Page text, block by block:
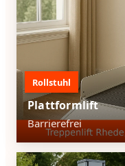
Rollstuhl
Plattformlift
Barrierefrei